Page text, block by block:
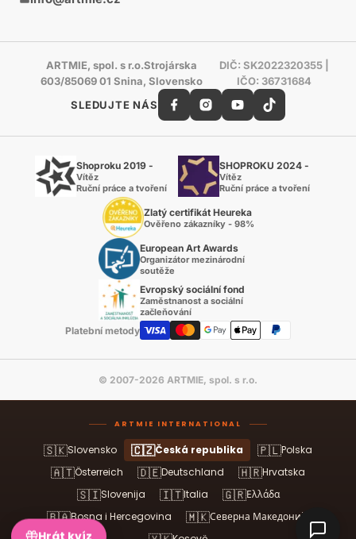
ARTMIE, spol. s r.o.Strojárska
603/85069 01 Snina, Slovensko
DIČ: SK2022320355 |
IČO: 36731684
SLEDUJTE NÁS
Shoproku 2019 -
Vítěz
Ruční práce a tvoření
SHOPROKU 2024 -
Vítěz
Ruční práce a tvoření
Zlatý certifikát Heureka
Ověřeno zákazníky - 98%
European Art Awards
Organizátor mezinárodní
soutěže
Evropský sociální fond
Zaměstnanost a sociální
začleňování
Platební metody
© 2007-2026 ARTMIE, spol. s r.o.
ARTMIE INTERNATIONAL
🇸🇰Slovensko 🇨🇿Česká republika 🇵🇱Polska
🇦🇹Österreich 🇩🇪Deutschland 🇭🇷Hrvatska
🇸🇮Slovenija 🇮🇹Italia 🇬🇷Ελλάδα
🇧🇦Bosna i Hercegovina 🇲🇰Северна Македонија
Hrát kvíz